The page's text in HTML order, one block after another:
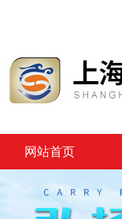
网站首页